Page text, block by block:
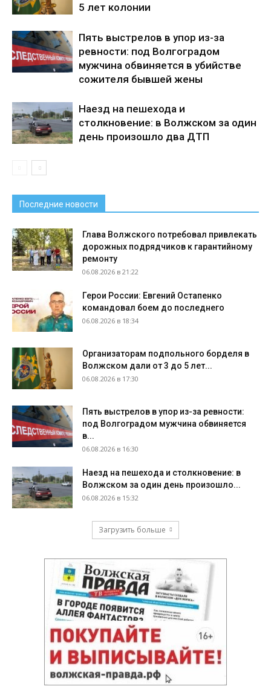
5 лет колонии
Пять выстрелов в упор из-за
ревности: под Волгоградом
мужчина обвиняется в убийстве
сожителя бывшей жены
Наезд на пешехода и
столкновение: в Волжском за один
день произошло два ДТП
Последние новости
Глава Волжского потребовал привлекать
дорожных подрядчиков к гарантийному
ремонту
06.08.2026 в 21:22
Герои России: Евгений Остапенко
командовал боем до последнего
06.08.2026 в 18:34
Организаторам подпольного борделя в
Волжском дали от 3 до 5 лет...
06.08.2026 в 17:30
Пять выстрелов в упор из-за ревности:
под Волгоградом мужчина обвиняется
в...
06.08.2026 в 16:30
Наезд на пешехода и столкновение: в
Волжском за один день произошло...
06.08.2026 в 15:32
Загрузить больше